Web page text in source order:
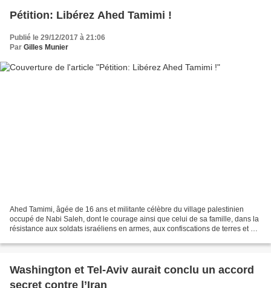
Pétition: Libérez Ahed Tamimi !
Publié le 29/12/2017 à 21:06
Par Gilles Munier
Ahed Tamimi, âgée de 16 ans et militante célèbre du village palestinien
occupé de Nabi Saleh, dont le courage ainsi que celui de sa famille, dans la
résistance aux soldats israéliens en armes, aux confiscations de terres et à
Washington et Tel-Aviv aurait conclu un accord
secret contre l’Iran